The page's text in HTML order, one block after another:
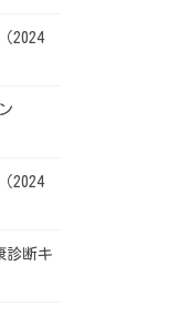
2024
2024
診断キ